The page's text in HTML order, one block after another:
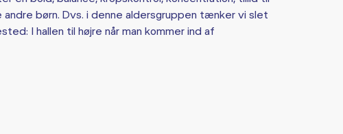
børn. Dvs. i denne aldersgruppen tænker vi slet
I hallen til højre når man kommer ind af